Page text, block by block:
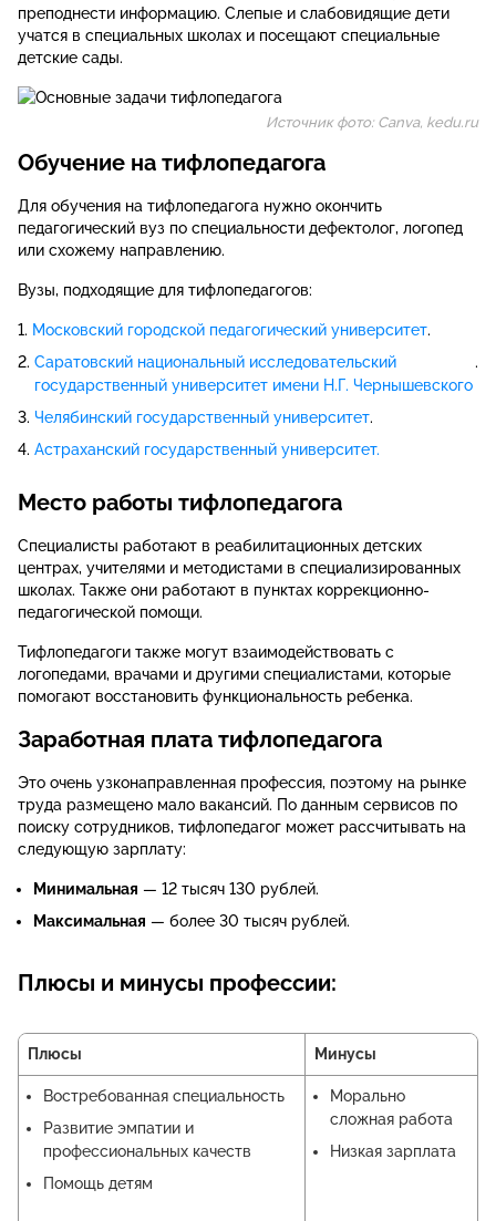
преподнести информацию. Слепые и слабовидящие дети
учатся в специальных школах и посещают специальные
детские сады.
Источник фото: Canva, kedu.ru
Обучение на тифлопедагога
Для обучения на тифлопедагога нужно окончить
педагогический вуз по специальности дефектолог, логопед
или схожему направлению.
Вузы, подходящие для тифлопедагогов:
Московский городской педагогический университет.
Саратовский национальный исследовательский
государственный университет имени Н.Г. Чернышевского
.
Челябинский государственный университет.
Астраханский государственный университет.
Место работы тифлопедагога
Специалисты работают в реабилитационных детских
центрах, учителями и методистами в специализированных
школах. Также они работают в пунктах коррекционно-
педагогической помощи.
Тифлопедагоги также могут взаимодействовать с
логопедами, врачами и другими специалистами, которые
помогают восстановить функциональность ребенка.
Заработная плата тифлопедагога
Это очень узконаправленная профессия, поэтому на рынке
труда размещено мало вакансий. По данным сервисов по
поиску сотрудников, тифлопедагог может рассчитывать на
следующую зарплату:
Минимальная — 12 тысяч 130 рублей.
Максимальная — более 30 тысяч рублей.
Плюсы и минусы профессии:
Плюсы Минусы
Востребованная специальность
Развитие эмпатии и
профессиональных качеств
Помощь детям
Морально
сложная работа
Низкая зарплата